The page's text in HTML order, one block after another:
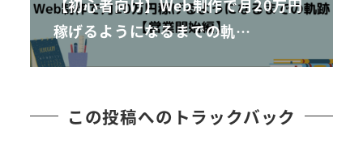
【初心者向け】Web制作で月20万円
稼げるようになるまでの軌…
この投稿へのトラックバック